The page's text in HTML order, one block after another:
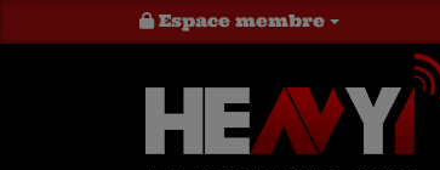
Espace membre